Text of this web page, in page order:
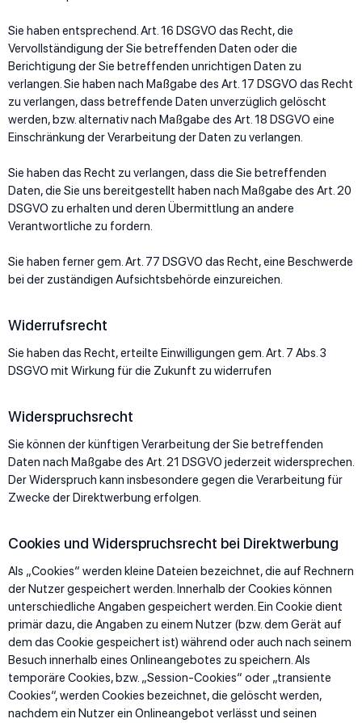
Sie haben entsprechend. Art. 16 DSGVO das Recht, die
Vervollständigung der Sie betreffenden Daten oder die
Berichtigung der Sie betreffenden unrichtigen Daten zu
verlangen. Sie haben nach Maßgabe des Art. 17 DSGVO das Recht
zu verlangen, dass betreffende Daten unverzüglich gelöscht
werden, bzw. alternativ nach Maßgabe des Art. 18 DSGVO eine
Einschränkung der Verarbeitung der Daten zu verlangen.
Sie haben das Recht zu verlangen, dass die Sie betreffenden
Daten, die Sie uns bereitgestellt haben nach Maßgabe des Art. 20
DSGVO zu erhalten und deren Übermittlung an andere
Verantwortliche zu fordern.
Sie haben ferner gem. Art. 77 DSGVO das Recht, eine Beschwerde
bei der zuständigen Aufsichtsbehörde einzureichen.
Widerrufsrecht
Sie haben das Recht, erteilte Einwilligungen gem. Art. 7 Abs. 3
DSGVO mit Wirkung für die Zukunft zu widerrufen
Widerspruchsrecht
Sie können der künftigen Verarbeitung der Sie betreffenden
Daten nach Maßgabe des Art. 21 DSGVO jederzeit widersprechen.
Der Widerspruch kann insbesondere gegen die Verarbeitung für
Zwecke der Direktwerbung erfolgen.
Cookies und Widerspruchsrecht bei Direktwerbung
Als „Cookies“ werden kleine Dateien bezeichnet, die auf Rechnern
der Nutzer gespeichert werden. Innerhalb der Cookies können
unterschiedliche Angaben gespeichert werden. Ein Cookie dient
primär dazu, die Angaben zu einem Nutzer (bzw. dem Gerät auf
dem das Cookie gespeichert ist) während oder auch nach seinem
Besuch innerhalb eines Onlineangebotes zu speichern. Als
temporäre Cookies, bzw. „Session-Cookies“ oder „transiente
Cookies“, werden Cookies bezeichnet, die gelöscht werden,
nachdem ein Nutzer ein Onlineangebot verlässt und seinen